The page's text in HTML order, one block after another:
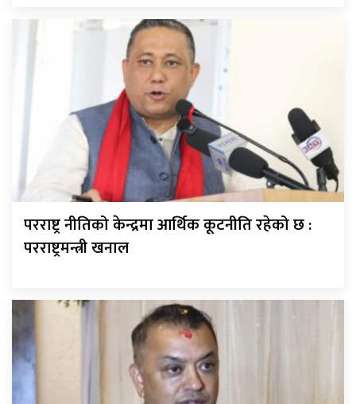
परराष्ट्र नीतिको केन्द्रमा आर्थिक कूटनीति रहेको छ :
परराष्ट्रमन्त्री खनाल